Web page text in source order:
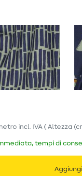
incl. IVA ( Altezza
tempi di